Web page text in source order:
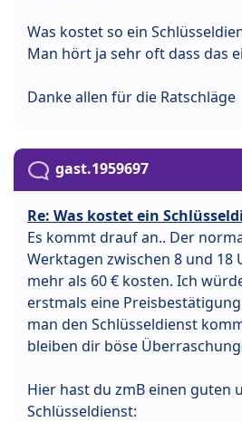
Was kostet so ein
Man hört ja sehr oft dass das
Danke allen für die Ratschläge
gast.1959697
Re: Was kostet ein
Es kommt drauf an.. Der
Werktagen zwischen 8 und 18
mehr als 60 € kosten. Ich
erstmals eine
man den Schlüsseldienst
bleiben dir böse
Hier hast du zmB einen guten
Schlüsseldienst: